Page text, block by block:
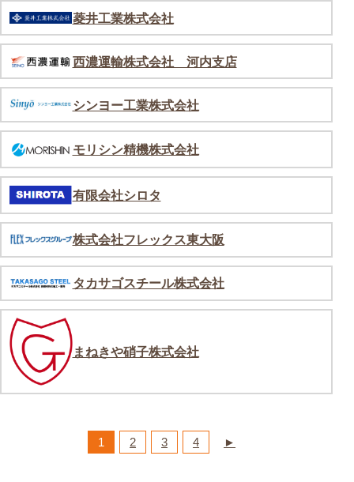
菱井工業株式会社
西濃運輸株式会社 河内支店
シンヨー工業株式会社
モリシン精機株式会社
有限会社シロタ
株式会社フレックス東大阪
タカサゴスチール株式会社
まねきや硝子株式会社
1 2 3 4 ►